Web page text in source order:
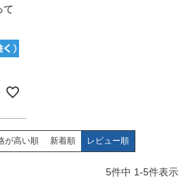
て
が高い順 新着順 レビュー順
5件中 1-5件表示